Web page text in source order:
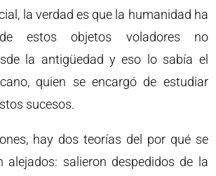
la verdad es que la humanidad ha
estos objetos voladores no
la antigüedad y eso lo sabía el
quien se encargó de estudiar
sucesos.
hay dos teorías del por qué se
alejados: salieron despedidos de la